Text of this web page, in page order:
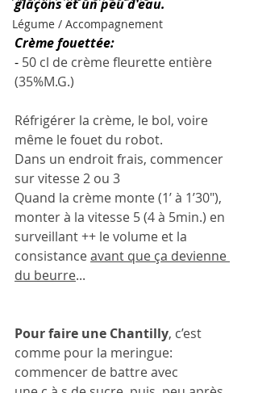
Légume / Accompagnement
glaçons et un peu d'eau.
Crème fouettée:
- 50 cl de crème fleurette entière
(35%M.G.)
Réfrigérer la crème, le bol, voire
même le fouet du robot.
Dans un endroit frais, commencer
sur vitesse 2 ou 3
Quand la crème monte (1’ à 1’30"),
monter à la vitesse 5 (4 à 5min.) en
surveillant ++ le volume et la
consistance avant que ça devienne
du beurre...
Pour faire une Chantilly, c’est
comme pour la meringue:
commencer de battre avec